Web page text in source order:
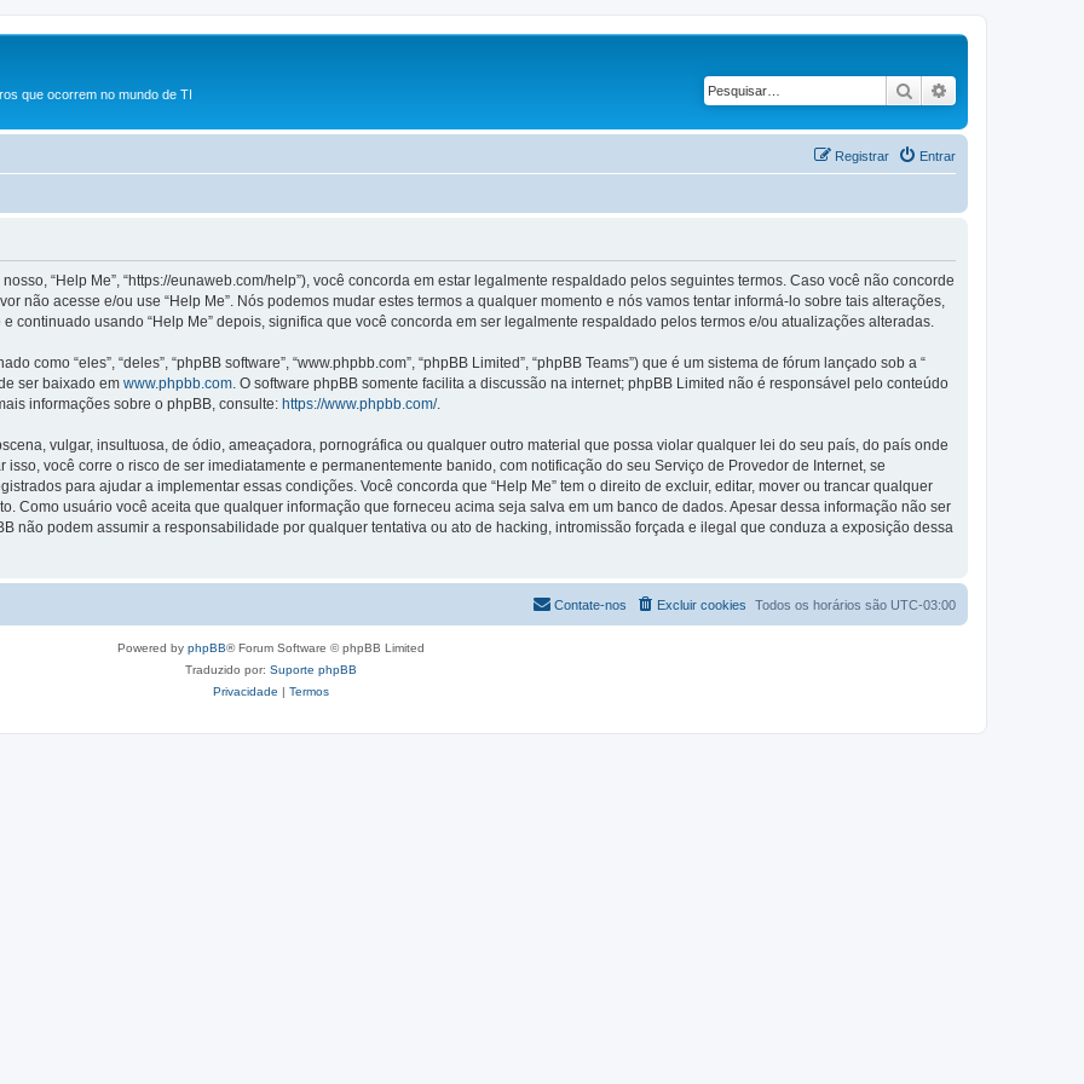
que ocorrem no mundo de TI Pesquisar
Entrar
Registrar
nosso, “Help Me”, “https://eunaweb.com/help”), você concorda em estar legalmente respaldado pelos seguintes termos. Caso você não concorde
não acesse e/ou use “Help Me”. Nós podemos mudar estes termos a qualquer momento e nós vamos tentar informá-lo sobre tais alterações,
continuado usando “Help Me” depois, significa que você concorda em ser legalmente respaldado pelos termos e/ou atualizações alteradas.
como “eles”, “deles”, “phpBB software”, “www.phpbb.com”, “phpBB Limited”, “phpBB Teams”) que é um sistema de fórum lançado sob a “
ser baixado em www.phpbb.com . O software phpBB somente facilita a discussão na internet; phpBB Limited não é responsável pelo conteúdo
informações sobre o phpBB, consulte: https://www.phpbb.com/.
vulgar, insultuosa, de ódio, ameaçadora, pornográfica ou qualquer outro material que possa violar qualquer lei do seu país, do país onde
você corre o risco de ser imediatamente e permanentemente banido, com notificação do seu Serviço de Provedor de Internet, se
para ajudar a implementar essas condições. Você concorda que “Help Me” tem o direito de excluir, editar, mover ou trancar qualquer
Como usuário você aceita que qualquer informação que forneceu acima seja salva em um banco de dados. Apesar dessa informação não ser
não podem assumir a responsabilidade por qualquer tentativa ou ato de hacking, intromissão forçada e ilegal que conduza a exposição dessa
Todos os horários são UTC-03:00
Excluir cookies
Contate-nos
Powered by phpBB® Forum Software © phpBB Limited
Traduzido por: Suporte phpBB
Privacidade | Termos